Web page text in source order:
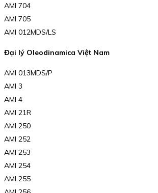
AMI 704
AMI 705
AMI 012MDS/LS
Đại lý Oleodinamica Việt Nam
AMI 013MDS/P
AMI 3
AMI 4
AMI 21R
AMI 250
AMI 252
AMI 253
AMI 254
AMI 255